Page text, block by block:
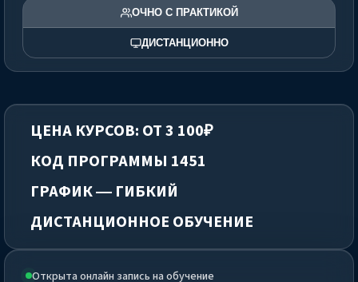
Открыта онлайн запись на обучение
ОЧНО С ПРАКТИКОЙ
ДИСТАНЦИОННО
ЦЕНА КУРСОВ: ОТ 3 100₽
КОД ПРОГРАММЫ 1451
ГРАФИК — ГИБКИЙ
ДИСТАНЦИОННОЕ ОБУЧЕНИЕ